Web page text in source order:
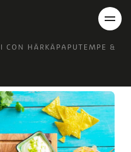
CON HÄRKÄPAPUTEMPE &